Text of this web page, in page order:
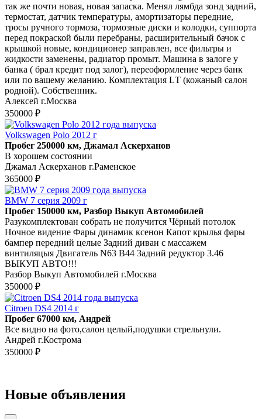
так же почти новая, новая запаска. Менял лямбда зонд задний,
термостат, датчик температуры, амортизаторы передние,
тросы ручного тормоза, тормозные диски и колодки, суппорта
перед покраской были перебраны, расширительный бачок с
крышкой новые, кондиционер заправлен, все фильтры и
жидкости заменены, радиатор промыт. Машина в залоге у
банка ( брал кредит под залог), переоформление через банк
или по вашему желанию. Комплектация LТ (кожаный салон
родной). Собственник.
Алексей г.Москва
350000 ₽
Volkswagen Polo 2012 г
Пробег 250000 км, Джамал Аскерханов
В хорошем состоянии
Джамал Аскерханов г.Раменское
365000 ₽
BMW 7 серия 2009 г
Пробег 150000 км, Разбор Выкуп Автомобилей
Разукомплектован собрать не получится Чёрный потолок
Ночное видение Фары динамик ксенон Капот крылья фары
бампер передний целые Задний диван с массажем
винтиляцыя Двигатель N63 B44 Задний редуктор 3.46
ВЫКУП АВТО!!!
Разбор Выкуп Автомобилей г.Москва
350000 ₽
Citroen DS4 2014 г
Пробег 67000 км, Андрей
Все видно на фото,салон целый,подушки стрельнули.
Андрей г.Кострома
350000 ₽
Новые объявления